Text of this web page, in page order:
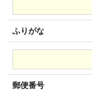
ふりがな
郵便番号